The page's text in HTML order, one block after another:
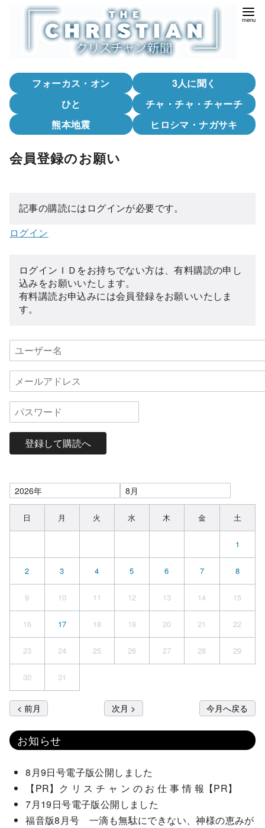
フォーカス・オン
3人に聞く
ひと
チャ・チャ・チャーチ
熊本地震
ヒロシマ・ナガサキ
会員登録のお願い
記事の購読にはログインが必要です。
ログイン
ログインＩＤをお持ちでない方は、有料購読の申し
込みをお願いいたします。
有料講読お申込みには会員登録をお願いいたしま
す。
登録して購読へ
日 月 火 水 木 金 土
1
2 3 4 5 6 7 8
9 10 11 12 13 14 15
16 17 18 19 20 21 22
23 24 25 26 27 28 29
30 31
< 前月 次月 > 今月へ戻る
お知らせ
8月9日号電子版公開しました
【PR】ク リ ス チ ャ ン の お 仕 事 情 報【PR】
7月19日号電子版公開しました
福音版8月号 一滴も無駄にできない、神様の恵みが